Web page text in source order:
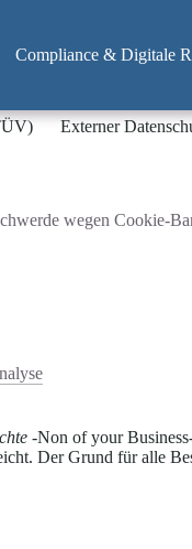
Compliance & Digitale
Externer
wegen Cookie-
-Non of your
Der Grund für alle